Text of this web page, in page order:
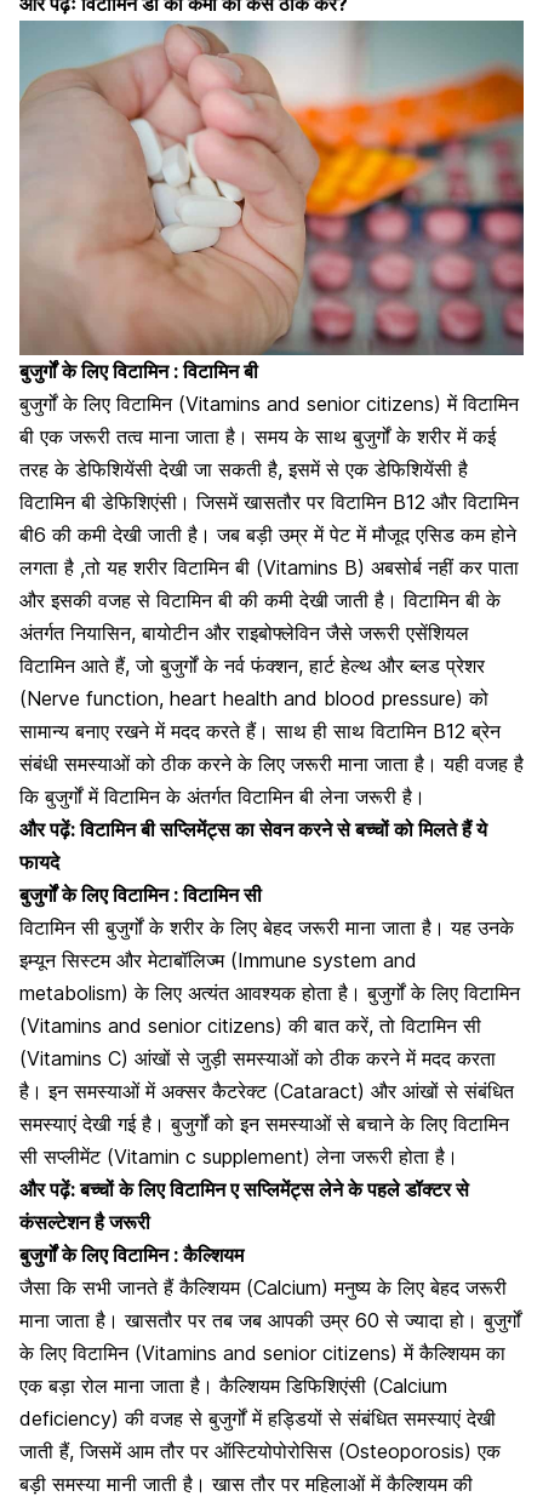
बुजुर्गों के लिए विटामिन : विटामिन बी
बुजुर्गों के लिए विटामिन (Vitamins and senior citizens) में विटामिन
बी एक जरूरी तत्व माना जाता है। समय के साथ बुजुर्गों के शरीर में कई
तरह के डेफिशियेंसी देखी जा सकती है, इसमें से एक डेफिशियेंसी है
विटामिन बी डेफिशिएंसी। जिसमें खासतौर पर विटामिन B12 और विटामिन
बी6 की कमी देखी जाती है। जब बड़ी उम्र में पेट में मौजूद एसिड कम होने
लगता है ,तो यह शरीर विटामिन बी (Vitamins B) अबसोर्ब नहीं कर पाता
और इसकी वजह से विटामिन बी की कमी देखी जाती है। विटामिन बी के
अंतर्गत नियासिन, बायोटीन और राइबोफ्लेविन जैसे जरूरी एसेंशियल
विटामिन आते हैं, जो बुजुर्गों के नर्व फंक्शन, हार्ट हेल्थ और ब्लड प्रेशर
(Nerve function, heart health and blood pressure) को
सामान्य बनाए रखने में मदद करते हैं। साथ ही साथ विटामिन B12 ब्रेन
संबंधी समस्याओं को ठीक करने के लिए जरूरी माना जाता है। यही वजह है
कि बुजुर्गों में विटामिन के अंतर्गत विटामिन बी लेना जरूरी है।
और पढ़ें:विटामिन बी सप्लिमेंट्स का सेवन करने से बच्चों को मिलते हैं ये
फायदे
बुजुर्गों के लिए विटामिन : विटामिन सी
विटामिन सी बुजुर्गों के शरीर के लिए बेहद जरूरी माना जाता है। यह उनके
इम्यून सिस्टम और मेटाबॉलिज्म (Immune system and
metabolism) के लिए अत्यंत आवश्यक होता है। बुजुर्गों के लिए विटामिन
(Vitamins and senior citizens) की बात करें, तो विटामिन सी
(Vitamins C) आंखों से जुड़ी समस्याओं को ठीक करने में मदद करता
है। इन समस्याओं में अक्सर कैटरेक्ट (Cataract) और आंखों से संबंधित
समस्याएं देखी गई है। बुजुर्गों को इन समस्याओं से बचाने के लिए विटामिन
सी सप्लीमेंट (Vitamin c supplement) लेना जरूरी होता है।
और पढ़ें:बच्चों के लिए विटामिन ए सप्लिमेंट्स लेने के पहले डॉक्टर से
कंसल्टेशन है जरूरी
बुजुर्गों के लिए विटामिन : कैल्शियम
जैसा कि सभी जानते हैं कैल्शियम (Calcium) मनुष्य के लिए बेहद जरूरी
माना जाता है। खासतौर पर तब जब आपकी उम्र 60 से ज्यादा हो। बुजुर्गों
के लिए विटामिन (Vitamins and senior citizens) में कैल्शियम का
एक बड़ा रोल माना जाता है। कैल्शियम डिफिशिएंसी (Calcium
deficiency) की वजह से बुजुर्गों में हड्डियों से संबंधित समस्याएं देखी
जाती हैं, जिसमें आम तौर पर ऑस्टियोपोरोसिस (Osteoporosis) एक
बड़ी समस्या मानी जाती है। खास तौर पर महिलाओं में कैल्शियम की